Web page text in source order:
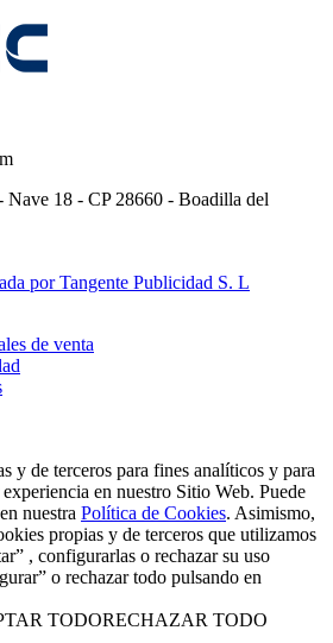
Nave 18 - CP 28660 - Boadilla del
por Tangente Publicidad S. L
de venta
y de terceros para fines analíticos y para
en nuestro Sitio Web. Puede
nuestra Política de Cookies. Asimismo,
propias y de terceros que utilizamos
, configurarlas o rechazar su uso
o rechazar todo pulsando en
TODORECHAZAR TODO